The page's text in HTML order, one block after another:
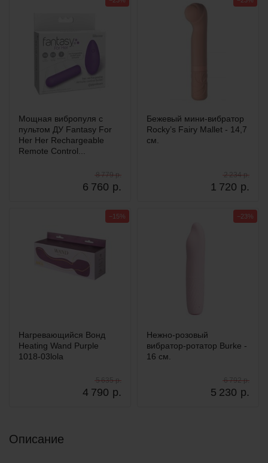
Мощная вибропуля с
пультом ДУ Fantasy For
Her Her Rechargeable
Remote Control...
6 760 р.
8 779 р.
Бежевый мини-вибратор
Rocky’s Fairy Mallet - 14,7
см.
1 720 р.
2 234 р.
Нагревающийся Вонд
Heating Wand Purple
1018-03lola
4 790 р.
5 635 р.
−15%
Нежно-розовый
вибратор-ротатор Burke -
16 см.
5 230 р.
6 792 р.
−23%
Описание